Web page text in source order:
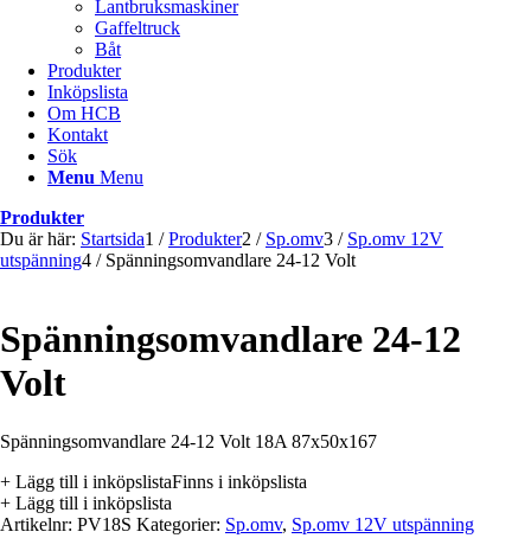
Lantbruksmaskiner
Gaffeltruck
Båt
Produkter
Inköpslista
Om HCB
Kontakt
Sök
Menu Menu
Produkter
Du är här: Startsida1 / Produkter2 / Sp.omv3 / Sp.omv 12V
utspänning4 / Spänningsomvandlare 24-12 Volt
Spänningsomvandlare 24-12
Volt
Spänningsomvandlare 24-12 Volt 18A 87x50x167
+ Lägg till i inköpslistaFinns i inköpslista
+ Lägg till i inköpslista
Artikelnr: PV18S Kategorier: Sp.omv, Sp.omv 12V utspänning